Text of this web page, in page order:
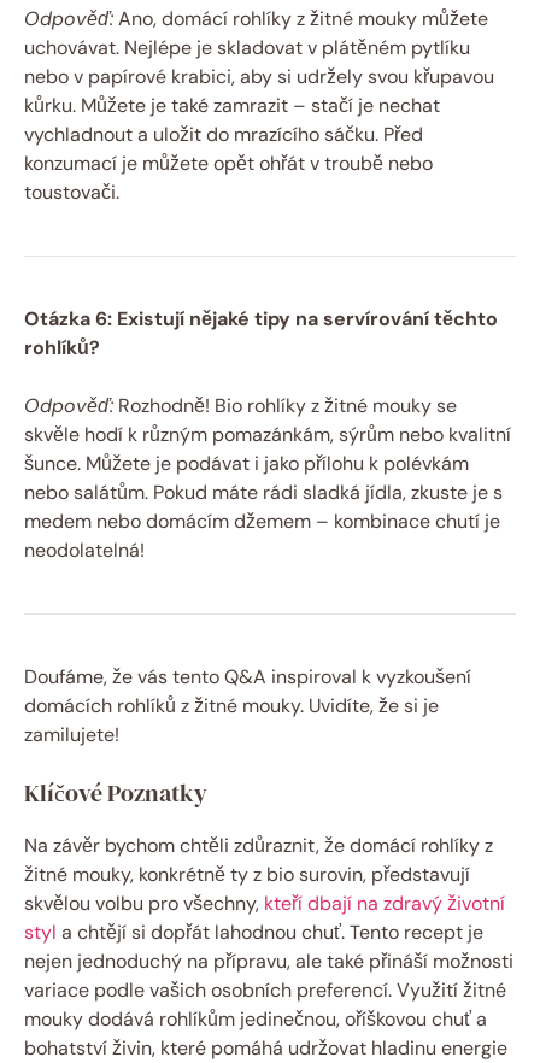
Odpověď:Ano, domácí rohlíky z žitné mouky můžete
uchovávat. Nejlépe je skladovat v plátěném pytlíku
nebo v papírové krabici, aby si udržely svou křupavou
kůrku. Můžete je také zamrazit – stačí je nechat
vychladnout a uložit do mrazícího sáčku. Před
konzumací je můžete opět ohřát v troubě nebo
toustovači.
Otázka 6: Existují nějaké tipy na servírování těchto
rohlíků?
Odpověď: Rozhodně! Bio rohlíky z žitné mouky se
skvěle hodí k různým pomazánkám, sýrům nebo kvalitní
šunce. Můžete je podávat i jako přílohu k polévkám
nebo salátům. Pokud máte rádi sladká jídla, zkuste je s
medem nebo domácím džemem – kombinace chutí je
neodolatelná!
Doufáme, že vás tento Q&A inspiroval k vyzkoušení
domácích rohlíků z žitné mouky. Uvidíte, že si je
zamilujete!
Klíčové Poznatky
Na závěr bychom chtěli zdůraznit, že domácí rohlíky z
žitné mouky, konkrétně ty z bio surovin, představují
skvělou volbu pro všechny, kteří dbají na zdravý životní
styl a chtějí si dopřát lahodnou chuť. Tento recept je
nejen jednoduchý na přípravu, ale také přináší možnosti
variace podle vašich osobních preferencí. Využití žitné
mouky dodává rohlíkům jedinečnou, oříškovou chuť a
bohatství živin, které pomáhá udržovat hladinu energie